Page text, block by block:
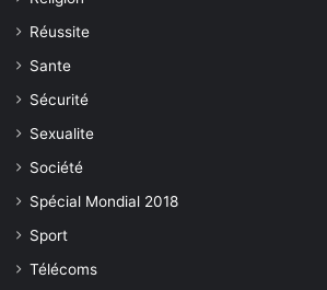
Réussite
Sante
Sécurité
Sexualite
Société
Spécial Mondial 2018
Sport
Télécoms